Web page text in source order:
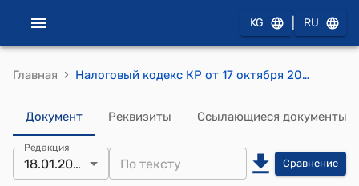
KG RU
Главная › Налоговый кодекс КР от 17 октября 2008 года № 230
Документ Реквизиты Ссылающиеся документы
Редакция
18.01.2022 Сравнение